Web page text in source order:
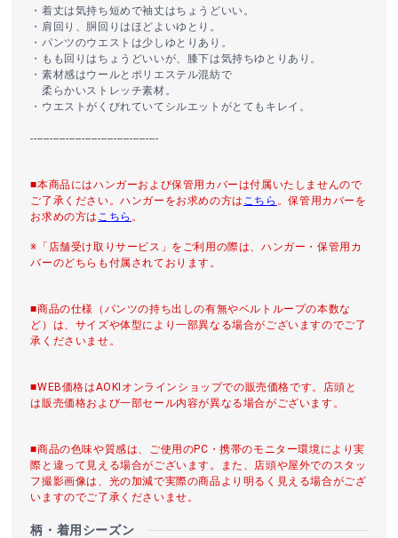
・着丈は気持ち短めで袖丈はちょうどいい。
・肩回り、胴回りはほどよいゆとり。
・パンツのウエストは少しゆとりあり。
・もも回りはちょうどいいが、膝下は気持ちゆとりあり。
・素材感はウールとポリエステル混紡で
柔らかいストレッチ素材。
・ウエストがくびれていてシルエットがとてもキレイ。
----------------------------------------
■本商品にはハンガーおよび保管用カバーは付属いたしませんので
ご了承ください。ハンガーをお求めの方は こちら 。保管用カバーを
お求めの方は こちら 。
※「店舗受け取りサービス」をご利用の際は、ハンガー・保管用カ
バーのどちらも付属されております。
■商品の仕様（パンツの持ち出しの有無やベルトループの本数な
ど）は、サイズや体型により一部異なる場合がございますのでご了
承くださいませ。
■WEB価格はAOKIオンラインショップでの販売価格です。店頭と
は販売価格および一部セール内容が異なる場合がございます。
■商品の色味や質感は、ご使用のPC・携帯のモニター環境により実
際と違って見える場合がございます。また、店頭や屋外でのスタッ
フ撮影画像は、光の加減で実際の商品より明るく見える場合がござ
いますのでご了承くださいませ。
柄・着用シーズン